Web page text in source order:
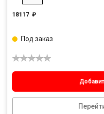
18117 ₽
Под заказ